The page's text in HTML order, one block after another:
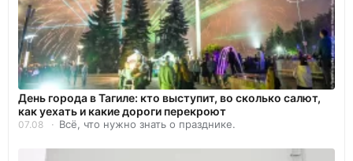
День города в Тагиле: кто выступит, во сколько салют,
как уехать и какие дороги перекроют
07.08 Всё, что нужно знать о празднике.